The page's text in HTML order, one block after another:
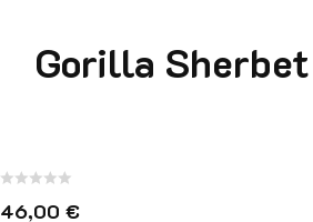
Gorilla Sherbet
Note
46,00€